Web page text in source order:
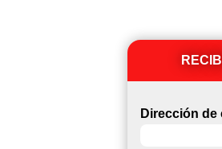
Dirección